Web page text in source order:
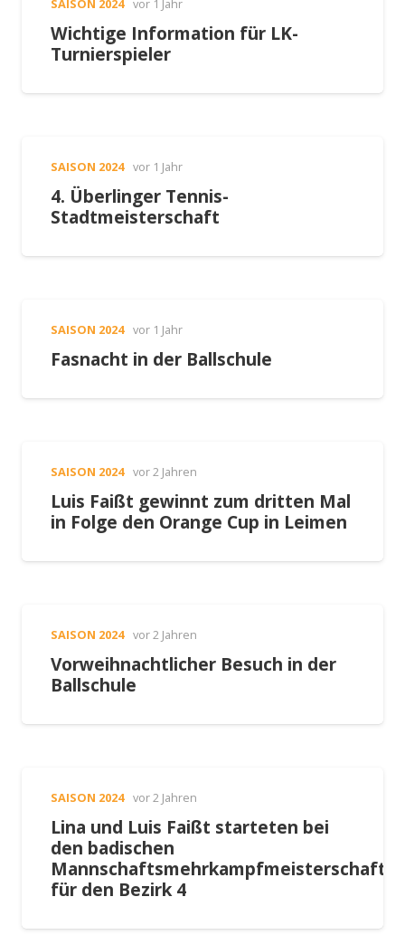
SAISON 2024 vor 1 Jahr
Wichtige Information für LK-
Turnierspieler
SAISON 2024 vor 1 Jahr
4. Überlinger Tennis-
Stadtmeisterschaft
SAISON 2024 vor 1 Jahr
Fasnacht in der Ballschule
SAISON 2024 vor 2 Jahren
Luis Faißt gewinnt zum dritten Mal
in Folge den Orange Cup in Leimen
SAISON 2024 vor 2 Jahren
Vorweihnachtlicher Besuch in der
Ballschule
SAISON 2024 vor 2 Jahren
Lina und Luis Faißt starteten bei
den badischen
für den Bezirk 4